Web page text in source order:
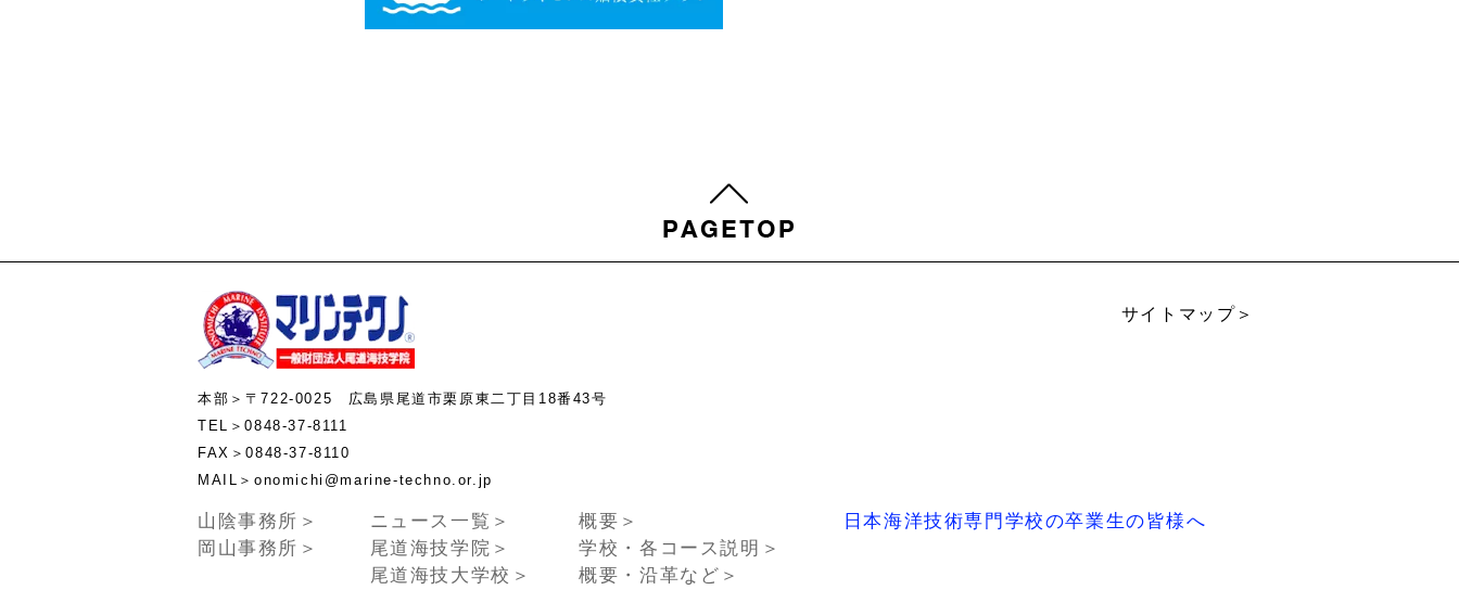
サイトマップ＞
本部＞〒722-0025 広島県尾道市栗原東二丁目18番43号
TEL＞0848-37-8111
FAX＞0848-37-8110
MAIL＞onomichi@marine-techno.or.jp
山陰事務所＞
岡山事務所＞
ニュース一覧＞
尾道海技学院＞
尾道海技大学校＞
概要＞
学校・各コース説明＞
概要・沿革など＞
日本海洋技術専門学校の卒業生の皆様へ